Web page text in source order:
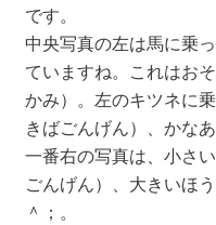
です。
中央写真の左は馬に乗
ていますね。これはお
かみ）。左のキツネに
きばごんげん）、かなあ
一番右の写真は、小さ
ごんげん）、大きいほ
＾；。